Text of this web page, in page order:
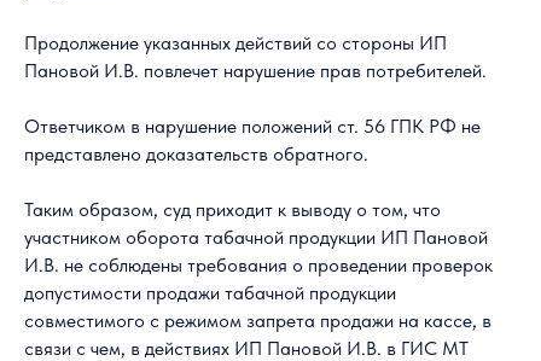
Продолжение указанных действий со стороны ИП
Пановой И.В. повлечет нарушение прав потребителей.
Ответчиком в нарушение положений ст. 56 ГПК РФ не
представлено доказательств обратного.
Таким образом, суд приходит к выводу о том, что
участником оборота табачной продукции ИП Пановой
И.В. не соблюдены требования о проведении проверок
допустимости продажи табачной продукции
совместимого с режимом запрета продажи на кассе, в
связи с чем, в действиях ИП Пановой И.В. в ГИС МТ